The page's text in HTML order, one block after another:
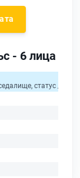
- 6 лица
статус /